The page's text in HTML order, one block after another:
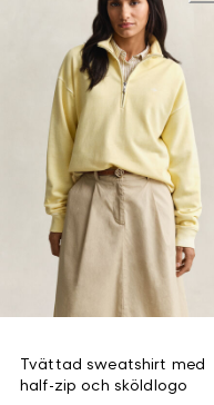
Tvättad sweatshirt med
half-zip och sköldlogo